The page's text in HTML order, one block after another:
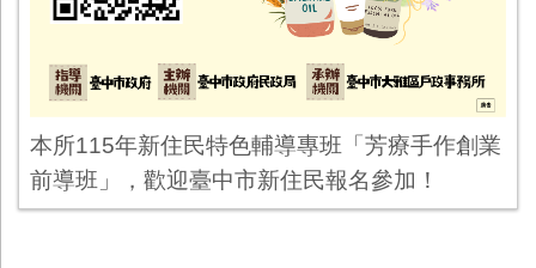
本所115年新住民特色輔導專班「芳療手作創業
前導班」，歡迎臺中市新住民報名參加！